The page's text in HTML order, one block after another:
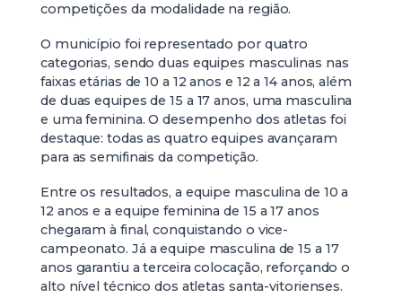
competições da modalidade na região.
O município foi representado por quatro
categorias, sendo duas equipes masculinas nas
faixas etárias de 10 a 12 anos e 12 a 14 anos, além
de duas equipes de 15 a 17 anos, uma masculina
e uma feminina. O desempenho dos atletas foi
destaque: todas as quatro equipes avançaram
para as semifinais da competição.
Entre os resultados, a equipe masculina de 10 a
12 anos e a equipe feminina de 15 a 17 anos
chegaram à final, conquistando o vice-
campeonato. Já a equipe masculina de 15 a 17
anos garantiu a terceira colocação, reforçando o
alto nível técnico dos atletas santa-vitorienses.